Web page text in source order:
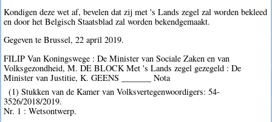
Kondigen deze wet af, bevelen dat zij met 's Lands zegel zal worden bekleed
en door het Belgisch Staatsblad zal worden bekendgemaakt.
Gegeven te Brussel, 22 april 2019.
FILIP Van Koningswege : De Minister van Sociale Zaken en van
Volksgezondheid, M. DE BLOCK Met 's Lands zegel gezegeld : De
Minister van Justitie, K. GEENS _______ Nota
(1) Stukken van de Kamer van Volksvertegenwoordigers: 54-
3526/2018/2019.
Nr. 1 : Wetsontwerp.